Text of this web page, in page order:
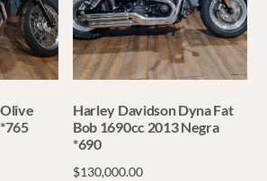
Harley Davidson Dyna Fat
Bob 1690cc 2013 Negra
*690
$130,000.00